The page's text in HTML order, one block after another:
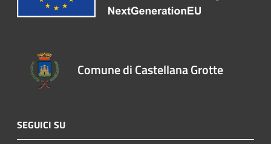
Comune di Castellana Grotte
SEGUICI SU